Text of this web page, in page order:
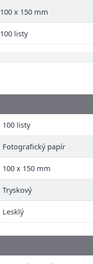
100 x 150 mm
100 listy
100 listy
Fotografický papír
100 x 150 mm
Tryskový
Lesklý